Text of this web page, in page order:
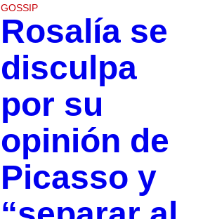
GOSSIP
Rosalía se
disculpa
por su
opinión de
Picasso y